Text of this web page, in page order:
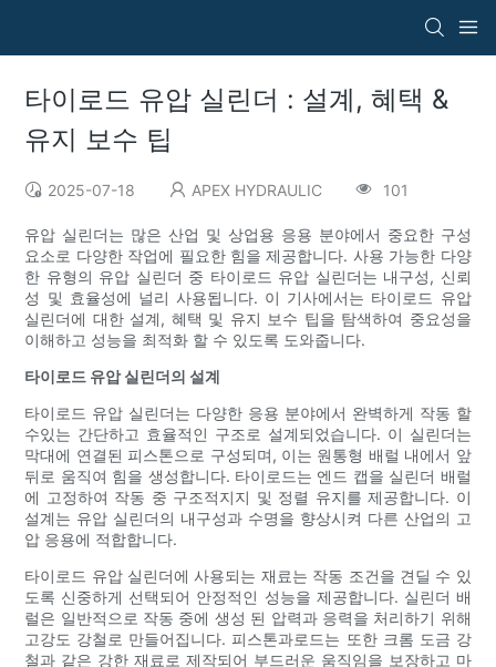
타이로드 유압 실린더 : 설계, 혜택 &
유지 보수 팁
2025-07-18 APEX HYDRAULIC 101
유압 실린더는 많은 산업 및 상업용 응용 분야에서 중요한 구성
요소로 다양한 작업에 필요한 힘을 제공합니다. 사용 가능한 다양
한 유형의 유압 실린더 중 타이로드 유압 실린더는 내구성, 신뢰
성 및 효율성에 널리 사용됩니다. 이 기사에서는 타이로드 유압
실린더에 대한 설계, 혜택 및 유지 보수 팁을 탐색하여 중요성을
이해하고 성능을 최적화 할 수 있도록 도와줍니다.
타이로드 유압 실린더의 설계
타이로드 유압 실린더는 다양한 응용 분야에서 완벽하게 작동 할
수있는 간단하고 효율적인 구조로 설계되었습니다. 이 실린더는
막대에 연결된 피스톤으로 구성되며, 이는 원통형 배럴 내에서 앞
뒤로 움직여 힘을 생성합니다. 타이로드는 엔드 캡을 실린더 배럴
에 고정하여 작동 중 구조적지지 및 정렬 유지를 제공합니다. 이
설계는 유압 실린더의 내구성과 수명을 향상시켜 다른 산업의 고
압 응용에 적합합니다.
타이로드 유압 실린더에 사용되는 재료는 작동 조건을 견딜 수 있
도록 신중하게 선택되어 안정적인 성능을 제공합니다. 실린더 배
럴은 일반적으로 작동 중에 생성 된 압력과 응력을 처리하기 위해
고강도 강철로 만들어집니다. 피스톤과로드는 또한 크롬 도금 강
철과 같은 강한 재료로 제작되어 부드러운 움직임을 보장하고 마